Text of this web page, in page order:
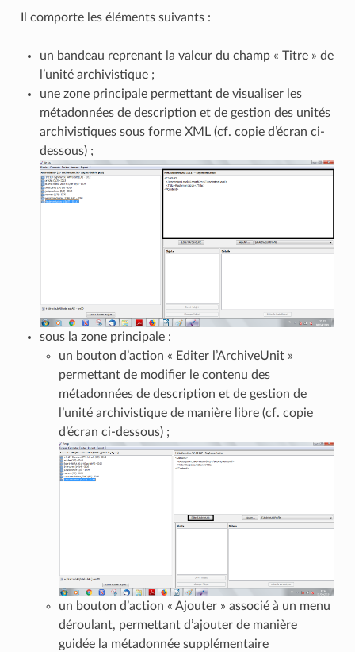
Il comporte les éléments suivants :
un bandeau reprenant la valeur du champ « Titre » de
l’unité archivistique ;
une zone principale permettant de visualiser les
métadonnées de description et de gestion des unités
archivistiques sous forme XML (cf. copie d’écran ci-
dessous) ;
sous la zone principale :
un bouton d’action « Editer l’ArchiveUnit »
permettant de modifier le contenu des
métadonnées de description et de gestion de
l’unité archivistique de manière libre (cf. copie
d’écran ci-dessous) ;
un bouton d’action « Ajouter » associé à un menu
déroulant, permettant d’ajouter de manière
guidée la métadonnée supplémentaire